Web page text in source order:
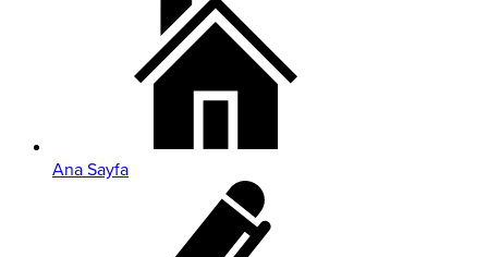
Ana Sayfa